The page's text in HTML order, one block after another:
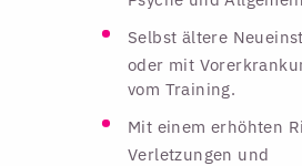
Selbst ältere
oder mit
vom Training.
Mit einem erhöhten
Verletzungen und